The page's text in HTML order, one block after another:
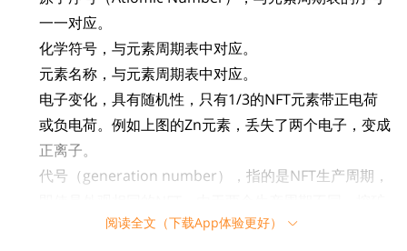
一一对应。
化学符号，与元素周期表中对应。
元素名称，与元素周期表中对应。
电子变化，具有随机性，只有1/3的NFT元素带正电荷
或负电荷。例如上图的Zn元素，丢失了两个电子，变成
正离子。
代号（generation number），指的是NFT生产周期，
难度也不同。也可以理解为难度系数，难度调整符合下
阅读全文（下载App体验更好）